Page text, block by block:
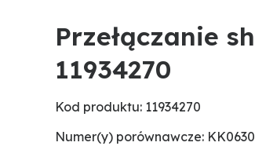
Przełączanie
11934270
Kod produktu: 11934270
Numer(y) porównawcze: